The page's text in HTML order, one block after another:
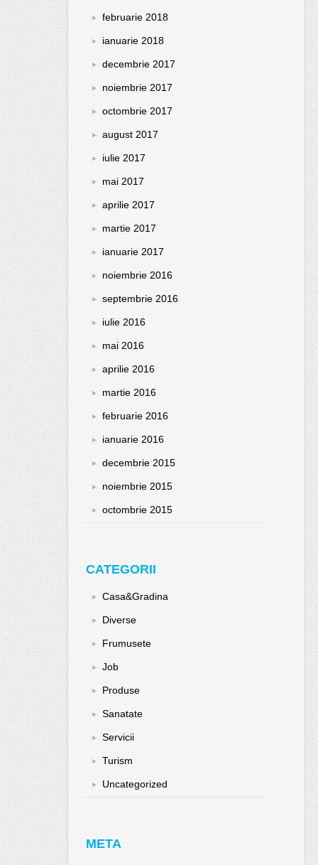
februarie 2018
ianuarie 2018
decembrie 2017
noiembrie 2017
octombrie 2017
august 2017
iulie 2017
mai 2017
aprilie 2017
martie 2017
ianuarie 2017
noiembrie 2016
septembrie 2016
iulie 2016
mai 2016
aprilie 2016
martie 2016
februarie 2016
ianuarie 2016
decembrie 2015
noiembrie 2015
octombrie 2015
CATEGORII
Casa&Gradina
Diverse
Frumusete
Job
Produse
Sanatate
Servicii
Turism
Uncategorized
META